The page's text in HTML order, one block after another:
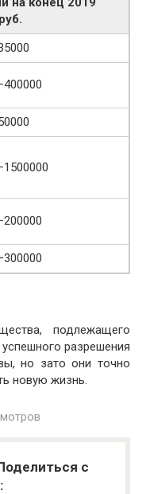
подлежащего
разрешения
но зато они точно
новую жизнь.
с